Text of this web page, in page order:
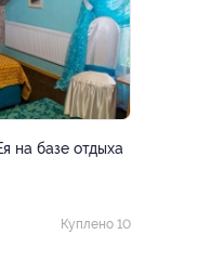
на базе отдыха
Куплено 10